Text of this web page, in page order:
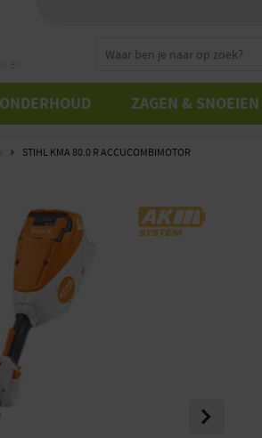
ZAGEN & SNOEIEN
STIHL KMA 80.0 R ACCUCOMBIMOTOR
Next